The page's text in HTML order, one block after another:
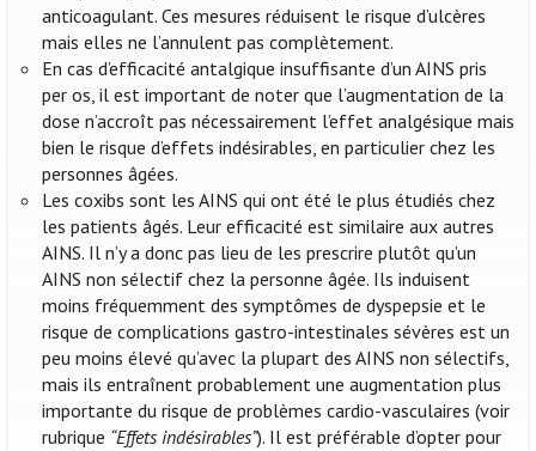
anticoagulant. Ces mesures réduisent le risque d’ulcères
mais elles ne l’annulent pas complètement.
En cas d’efficacité antalgique insuffisante d’un AINS pris
per os, il est important de noter que l’augmentation de la
dose n’accroît pas nécessairement l’effet analgésique mais
bien le risque d’effets indésirables, en particulier chez les
personnes âgées.
Les coxibs sont les AINS qui ont été le plus étudiés chez
les patients âgés. Leur efficacité est similaire aux autres
AINS. Il n’y a donc pas lieu de les prescrire plutôt qu’un
AINS non sélectif chez la personne âgée. Ils induisent
moins fréquemment des symptômes de dyspepsie et le
risque de complications gastro-intestinales sévères est un
peu moins élevé qu’avec la plupart des AINS non sélectifs,
mais ils entraînent probablement une augmentation plus
importante du risque de problèmes cardio-vasculaires (voir
rubrique “Effets indésirables”). Il est préférable d’opter pour